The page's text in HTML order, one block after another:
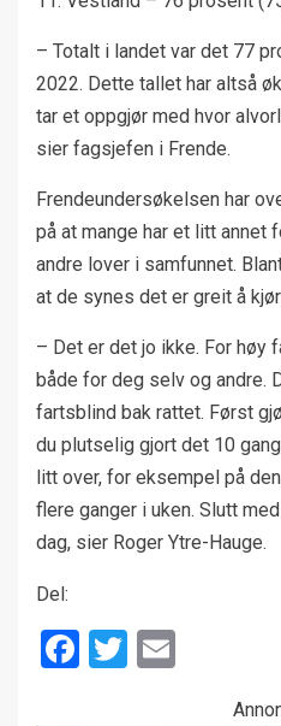
– Totalt i landet var det 77
2022. Dette tallet har altså
tar et oppgjør med hvor
sier fagsjefen i Frende.
Frendeundersøkelsen har
på at mange har et litt annet
andre lover i samfunnet.
at de synes det er greit å
– Det er det jo ikke. For høy
både for deg selv og andre.
fartsblind bak rattet. Først
du plutselig gjort det 10
litt over, for eksempel på
flere ganger i uken. Slutt
dag, sier Roger Ytre-Hauge.
Del:
Facebook
Twitter